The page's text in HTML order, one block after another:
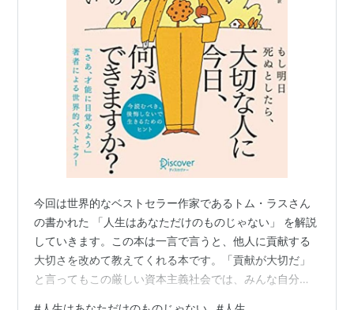
今回は世界的なベストセラー作家であるトム・ラスさん
の書かれた 「人生はあなただけのものじゃない」 を解説
していきます。この本は一言で言うと、他人に貢献する
大切さを改めて教えてくれる本です。「貢献が大切だ」
と言ってもこの厳しい資本主義社会では、みんな自分の